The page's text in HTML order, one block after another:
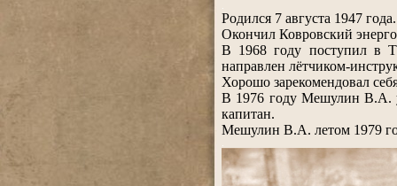
Родился 7 августа 1947 года.
Окончил Ковровский
В 1968 году поступил в
направлен лётчиком-
Хорошо зарекомендовал
В 1976 году Мешулин В.А.
капитан.
Мешулин В.А. летом 1979